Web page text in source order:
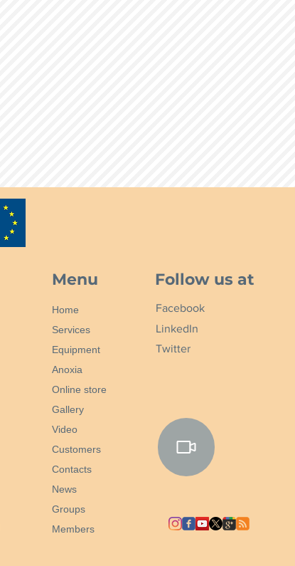
Menu
Home
Services
Equipment
Anoxia
Online store
Gallery
Video
Customers
Contacts
News
Groups
Members
Follow us at
Facebook
LinkedIn
Twitter